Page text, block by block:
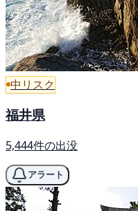
中リスク
福井県
5,444件の出没
アラート